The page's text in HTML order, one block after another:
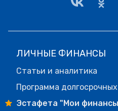
ЛИЧНЫЕ ФИНАНСЫ
Статьи и аналитика
Программа
Эстафета "Мои